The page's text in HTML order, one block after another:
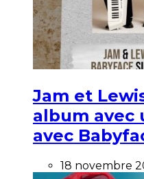
Jam et
album avec
avec
18 novembre